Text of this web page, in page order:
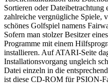
Sortieren oder Dateibetrachtung
zahlreiche vergnügliche Spiele,
schönes Golfspiel namens
Sofern man stolzer Besitzer
Programme mit einem
installieren. Auf ATARI-Seite
Installationsvorgang ungleich
Datei einzeln in die
ist diese CD-ROM für PSION-